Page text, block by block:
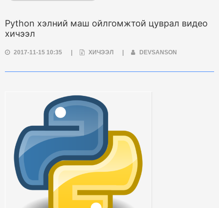
Python хэлний маш ойлгомжтой цуврал видео
хичээл
2017-11-15 10:35 ХИЧЭЭЛ DEVSANSON